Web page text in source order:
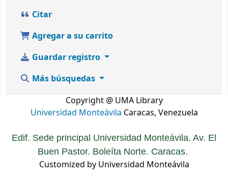
Citar
Agregar a su carrito
Guardar registro
Más búsquedas
Copyright @ UMA Library
Universidad Monteávila Caracas, Venezuela
Edif. Sede principal Universidad Monteávila. Av. El
Buen Pastor. Boleíta Norte. Caracas.
Customized by Universidad Monteávila